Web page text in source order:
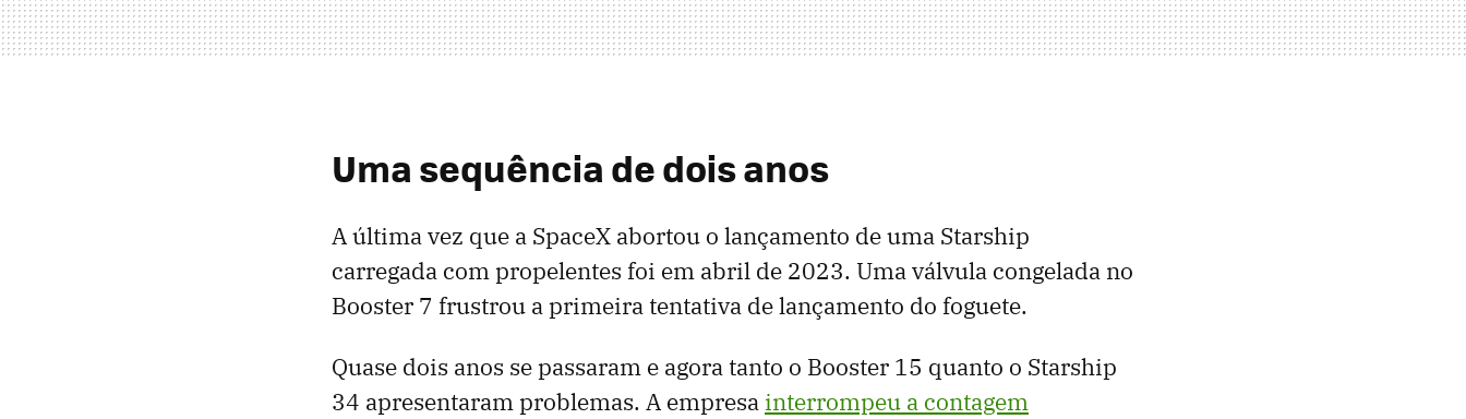
Uma sequência de dois anos
A última vez que a SpaceX abortou o lançamento de uma Starship
carregada com propelentes foi em abril de 2023. Uma válvula congelada no
Booster 7 frustrou a primeira tentativa de lançamento do foguete.
Quase dois anos se passaram e agora tanto o Booster 15 quanto o Starship
34 apresentaram problemas. A empresa interrompeu a contagem